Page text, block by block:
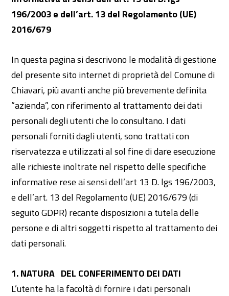
196/2003 e dell’art. 13 del Regolamento (UE)
2016/679
In questa pagina si descrivono le modalità di gestione
del presente sito internet di proprietà del Comune di
Chiavari, più avanti anche più brevemente definita
“azienda”, con riferimento al trattamento dei dati
personali degli utenti che lo consultano. I dati
personali forniti dagli utenti, sono trattati con
riservatezza e utilizzati al sol fine di dare esecuzione
alle richieste inoltrate nel rispetto delle specifiche
informative rese ai sensi dell’art 13 D. lgs 196/2003,
e dell’art. 13 del Regolamento (UE) 2016/679 (di
seguito GDPR) recante disposizioni a tutela delle
persone e di altri soggetti rispetto al trattamento dei
dati personali.
1. NATURA DEL CONFERIMENTO DEI DATI
L’utente ha la facoltà di fornire i dati personali